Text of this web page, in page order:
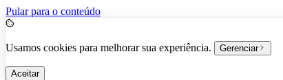
Pular para o conteúdo
Usamos cookies para melhorar sua experiência. Gerenciar
Aceitar